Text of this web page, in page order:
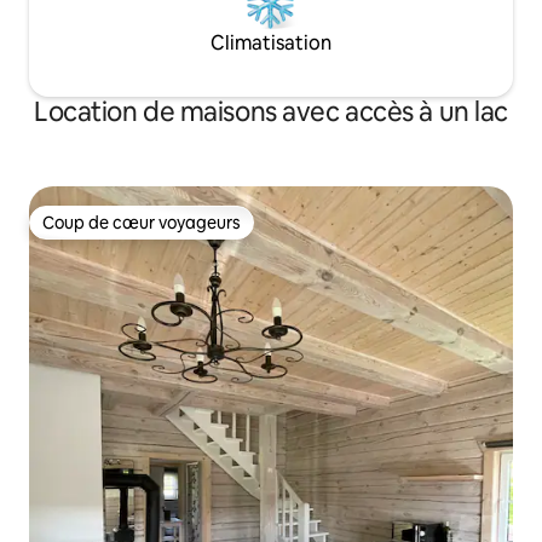
Climatisation
Location de maisons avec accès à un lac
Coup de cœur voyageurs
Coup de cœur voyageurs